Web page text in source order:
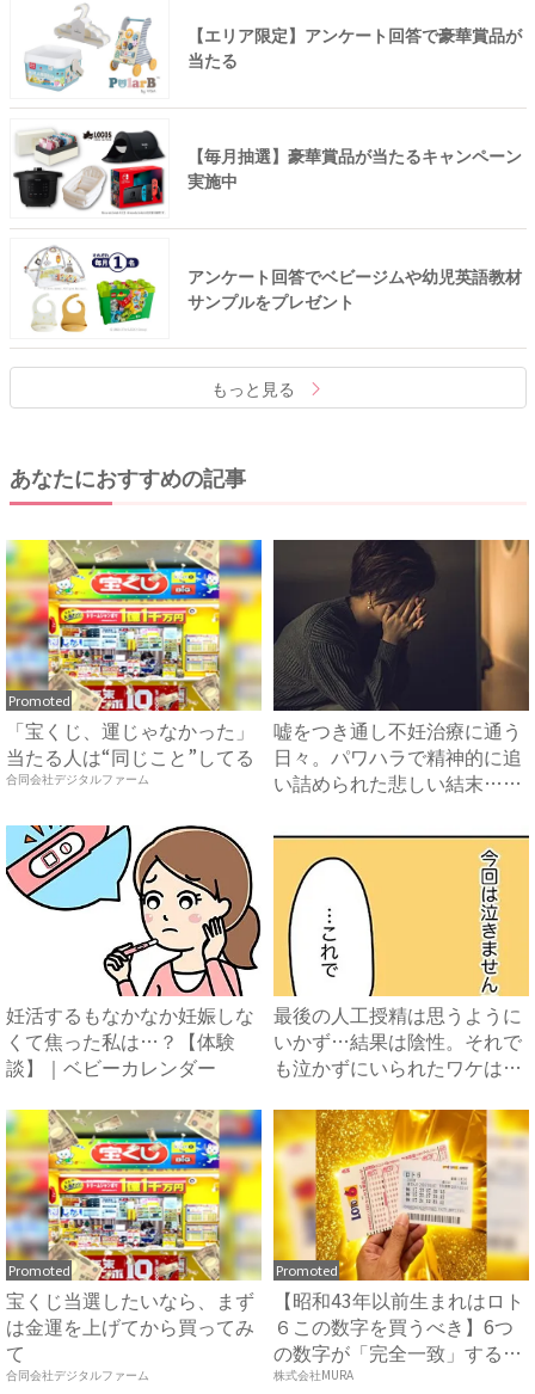
【エリア限定】アンケート回答で豪華賞品が
当たる
【毎月抽選】豪華賞品が当たるキャンペーン
実施中
アンケート回答でベビージムや幼児英語教材
サンプルをプレゼント
もっと見る
あなたにおすすめの記事
Promoted
「宝くじ、運じゃなかった」
当たる人は“同じこと”してる
合同会社デジタルファーム
嘘をつき通し不妊治療に通う
日々。パワハラで精神的に追
い詰められた悲しい結末…
妊活するもなかなか妊娠しな
くて焦った私は…？【体験
談】｜ベビーカレンダー
最後の人工授精は思うように
いかず…結果は陰性。それで
も泣かずにいられたワケは…
Promoted
宝くじ当選したいなら、まず
は金運を上げてから買ってみ
て
合同会社デジタルファーム
Promoted
【昭和43年以前生まれはロト
６この数字を買うべき】6つ
の数字が「完全一致」する
方...
株式会社MURA